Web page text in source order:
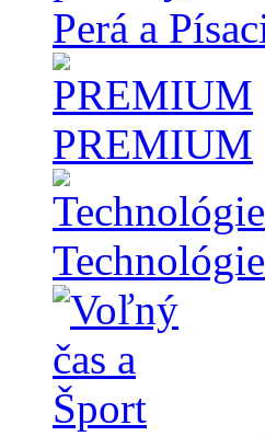
Perá a
PREMIUM
Technológie